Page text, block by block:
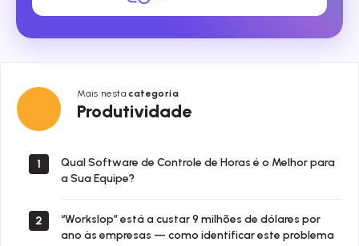
Mais nestacategoria
Produtividade
Produtividade
1
Qual Software de Controle de Horas é o Melhor para
a Sua Equipe?
2
“Workslop” está a custar 9 milhões de dólares por
ano às empresas — como identificar este problema